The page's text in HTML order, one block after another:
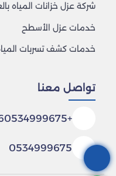
شركة عزل خزانات المياه
خدمات عزل الأسطح
خدمات كشف تسربات
تواصل معنا
+9660534999675
0534999675